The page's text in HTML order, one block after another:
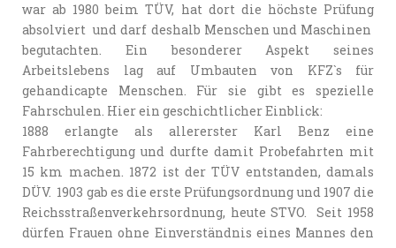
war ab 1980 beim TÜV, hat dort die höchste Prüfung
absolviert und darf deshalb Menschen und Maschinen
begutachten. Ein besonderer Aspekt seines
Arbeitslebens lag auf Umbauten von KFZ`s für
gehandicapte Menschen. Für sie gibt es spezielle
Fahrschulen. Hier ein geschichtlicher Einblick:
1888 erlangte als allererster Karl Benz eine
Fahrberechtigung und durfte damit Probefahrten mit
15 km machen. 1872 ist der TÜV entstanden, damals
DÜV. 1903 gab es die erste Prüfungsordnung und 1907 die
Reichsstraßenverkehrsordnung, heute STVO. Seit 1958
dürfen Frauen ohne Einverständnis eines Mannes den